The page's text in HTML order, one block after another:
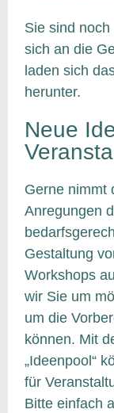
Sie sind
sich an die
laden sich
herunter.
Neue
Gerne nimmt
Anregungen
Gestaltung
Workshops
wir Sie um
um die
können. Mit
„Ideenpool“
für
Bitte einfach